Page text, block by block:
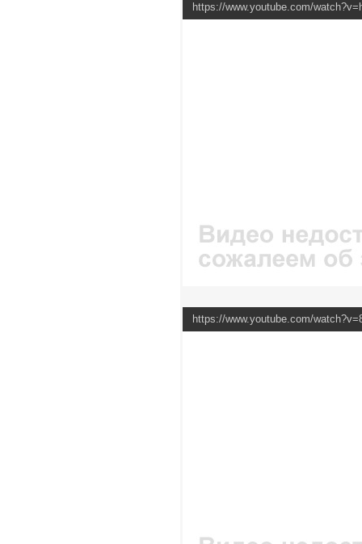
https://www.youtube.com/
https://www.youtube.com/